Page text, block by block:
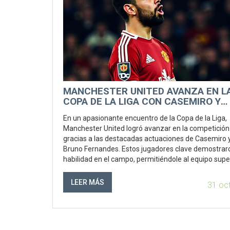
MANCHESTER UNITED AVANZA EN
COPA DE LA LIGA CON CASEMIRO Y
PROTAGONISTAS
En un apasionante encuentro de la Copa de la Liga,
Manchester United logró avanzar en la competición
gracias a las destacadas actuaciones de Casemiro
Bruno Fernandes. Estos jugadores clave
habilidad en el campo, permitiéndole al equipo
equipo sino también la estrategia acertada que
LEER MÁS 31